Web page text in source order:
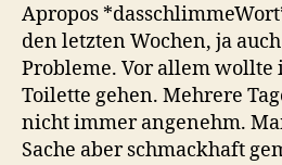
Apropos
den letzten Wochen, ja
Probleme. Vor allem wollte
Toilette gehen. Mehrere
nicht immer angenehm.
Sache aber schmackhaft